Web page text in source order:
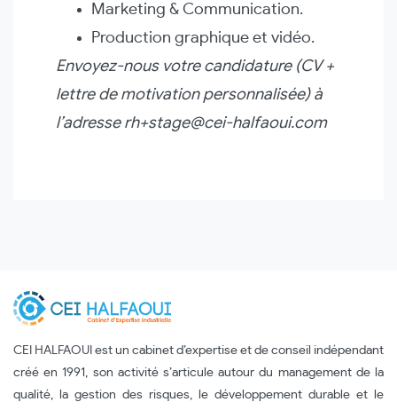
Marketing & Communication.
Production graphique et vidéo.
Envoyez-nous votre candidature (CV +
lettre de motivation personnalisée) à
l’adresse rh+stage@cei-halfaoui.com
CEI HALFAOUI est un cabinet d’expertise et de conseil indépendant
créé en 1991, son activité s’articule autour du management de la
qualité, la gestion des risques, le développement durable et le